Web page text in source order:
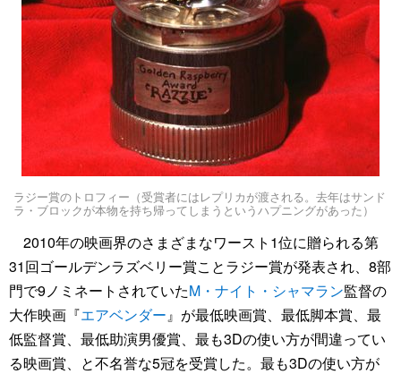
ラジー賞のトロフィー（受賞者にはレプリカが渡される。去年はサンド
ラ・ブロックが本物を持ち帰ってしまうというハプニングがあった）
2010年の映画界のさまざまなワースト1位に贈られる第
31回ゴールデンラズベリー賞ことラジー賞が発表され、8部
門で9ノミネートされていたM・ナイト・シャマラン監督の
大作映画『エアベンダー』が最低映画賞、最低脚本賞、最
低監督賞、最低助演男優賞、最も3Dの使い方が間違ってい
る映画賞、と不名誉な5冠を受賞した。最も3Dの使い方が